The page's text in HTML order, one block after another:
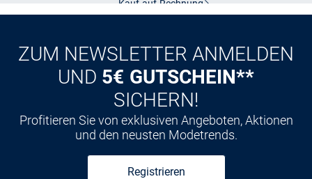
ZUM NEWSLETTER ANMELDEN
UND 5€ GUTSCHEIN**
SICHERN!
Profitieren Sie von exklusiven Angeboten, Aktionen
und den neusten Modetrends.
Registrieren